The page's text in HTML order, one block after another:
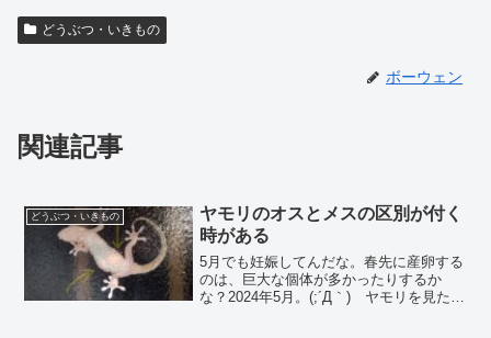
どうぶつ・いきもの
ボーウェン
関連記事
どうぶつ・いきもの
ヤモリのオスとメスの区別が付く
時がある
5月でも妊娠してんだな。春先に産卵する
のは、巨大な個体が多かったりするか
な？2024年5月。(;´Д｀) ヤモリを見た